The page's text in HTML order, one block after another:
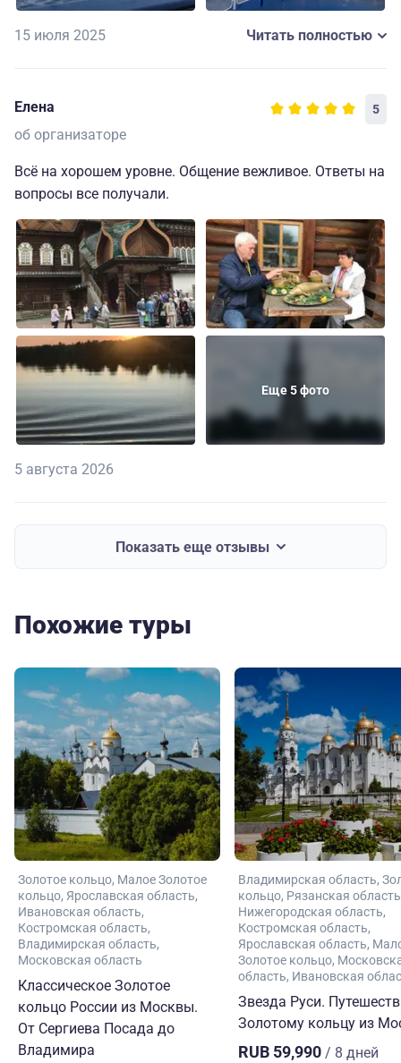
15 июля 2025 Читать полностью
Елена 5
об организаторе
Всё на хорошем уровне. Общение вежливое. Ответы на
вопросы все получали.
Еще 5 фото
5 августа 2026
Показать еще отзывы
Похожие туры
Золотое кольцо Малое Золотое
кольцо Ярославская область
Ивановская область
Костромская область
Владимирская область
Московская область
Классическое Золотое
кольцо России из Москвы.
От Сергиева Посада до
Владимира
Владимирская область
кольцо Рязанская область
Нижегородская область
Костромская область
Ярославская область
Золотое кольцо
область Ивановская
Звезда Руси.
Золотому кольцу из
RUB 59,990 / 8 дней